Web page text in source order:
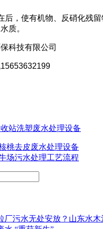
后，使有机物、反硝化残
质。
科技有限公司
站洗塑废水处理设备
桃去皮废水处理设备
场污水处理工艺流程
厂污水无处安放？山东水